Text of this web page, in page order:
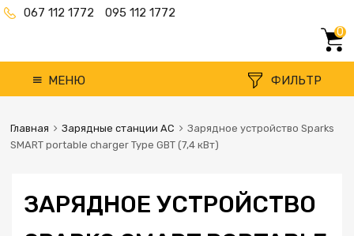
067 112 1772 095 112 1772
0
МЕНЮ ФИЛЬТР
Главная Зарядные станции AC
Зарядное устройство Sparks
SMART portable charger Type GBT (7,4 кВт)
ЗАРЯДНОЕ УСТРОЙСТВО